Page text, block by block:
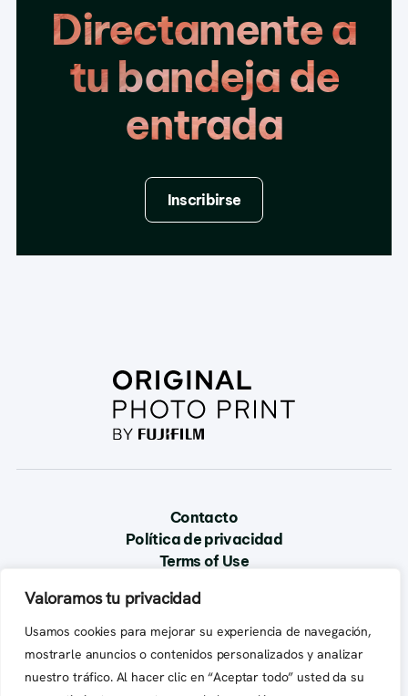
Valoramos tu privacidad
Usamos cookies para mejorar su experiencia de navegación,
mostrarle anuncios o contenidos personalizados y analizar
nuestro tráfico. Al hacer clic en “Aceptar todo” usted da su
Directamente a
tu bandeja de
entrada
Inscribirse
Contacto
Política de privacidad
Terms of Use